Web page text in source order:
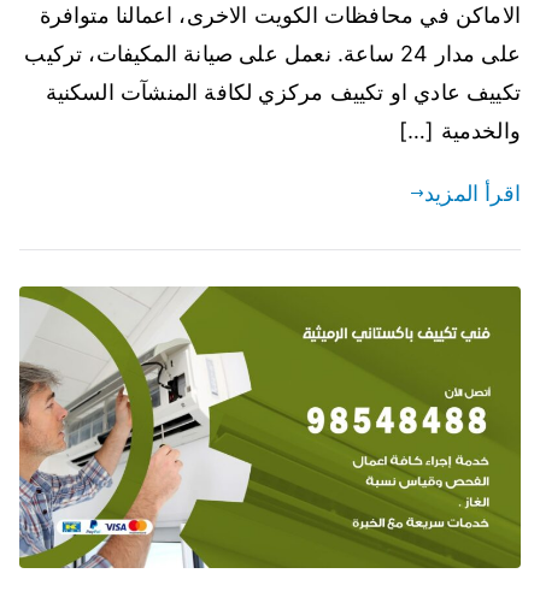
الاماكن في محافظات الكويت الاخرى، اعمالنا متوافرة
على مدار 24 ساعة. نعمل على صيانة المكيفات، تركيب
تكييف عادي او تكييف مركزي لكافة المنشآت السكنية
والخدمية […]
اقرأ المزيد